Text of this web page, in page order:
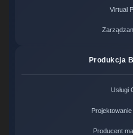
Virtual
Produkcja
Usługi
Producent